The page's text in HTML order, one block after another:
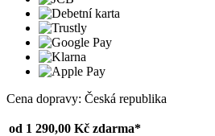
Cena dopravy: Česká republika
od 1 290,00 Kč zdarma*